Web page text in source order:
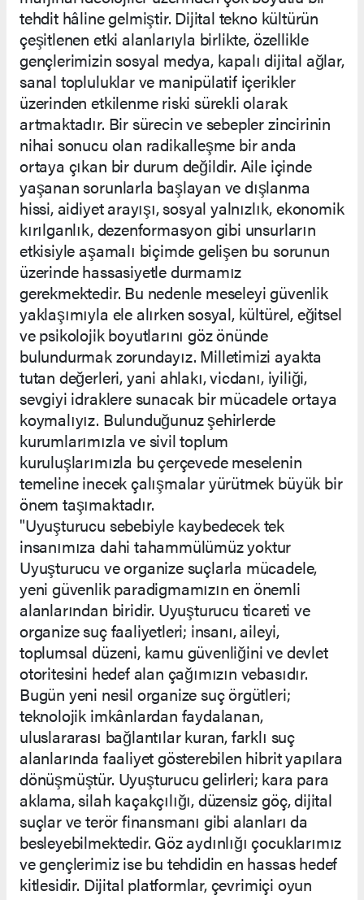
tehdit hâline gelmiştir. Dijital tekno kültürün
çeşitlenen etki alanlarıyla birlikte, özellikle
gençlerimizin sosyal medya, kapalı dijital ağlar,
sanal topluluklar ve manipülatif içerikler
üzerinden etkilenme riski sürekli olarak
artmaktadır. Bir sürecin ve sebepler zincirinin
nihai sonucu olan radikalleşme bir anda
ortaya çıkan bir durum değildir. Aile içinde
yaşanan sorunlarla başlayan ve dışlanma
hissi, aidiyet arayışı, sosyal yalnızlık, ekonomik
kırılganlık, dezenformasyon gibi unsurların
etkisiyle aşamalı biçimde gelişen bu sorunun
üzerinde hassasiyetle durmamız
gerekmektedir. Bu nedenle meseleyi güvenlik
yaklaşımıyla ele alırken sosyal, kültürel, eğitsel
ve psikolojik boyutlarını göz önünde
bulundurmak zorundayız. Milletimizi ayakta
tutan değerleri, yani ahlakı, vicdanı, iyiliği,
sevgiyi idraklere sunacak bir mücadele ortaya
koymalıyız. Bulunduğunuz şehirlerde
kurumlarımızla ve sivil toplum
kuruluşlarımızla bu çerçevede meselenin
temeline inecek çalışmalar yürütmek büyük bir
önem taşımaktadır.
"Uyuşturucu sebebiyle kaybedecek tek
insanımıza dahi tahammülümüz yoktur
Uyuşturucu ve organize suçlarla mücadele,
yeni güvenlik paradigmamızın en önemli
alanlarından biridir. Uyuşturucu ticareti ve
organize suç faaliyetleri; insanı, aileyi,
toplumsal düzeni, kamu güvenliğini ve devlet
otoritesini hedef alan çağımızın vebasıdır.
Bugün yeni nesil organize suç örgütleri;
teknolojik imkânlardan faydalanan,
uluslararası bağlantılar kuran, farklı suç
alanlarında faaliyet gösterebilen hibrit yapılara
dönüşmüştür. Uyuşturucu gelirleri; kara para
aklama, silah kaçakçılığı, düzensiz göç, dijital
suçlar ve terör finansmanı gibi alanları da
besleyebilmektedir. Göz aydınlığı çocuklarımız
ve gençlerimiz ise bu tehdidin en hassas hedef
kitlesidir. Dijital platformlar, çevrimiçi oyun